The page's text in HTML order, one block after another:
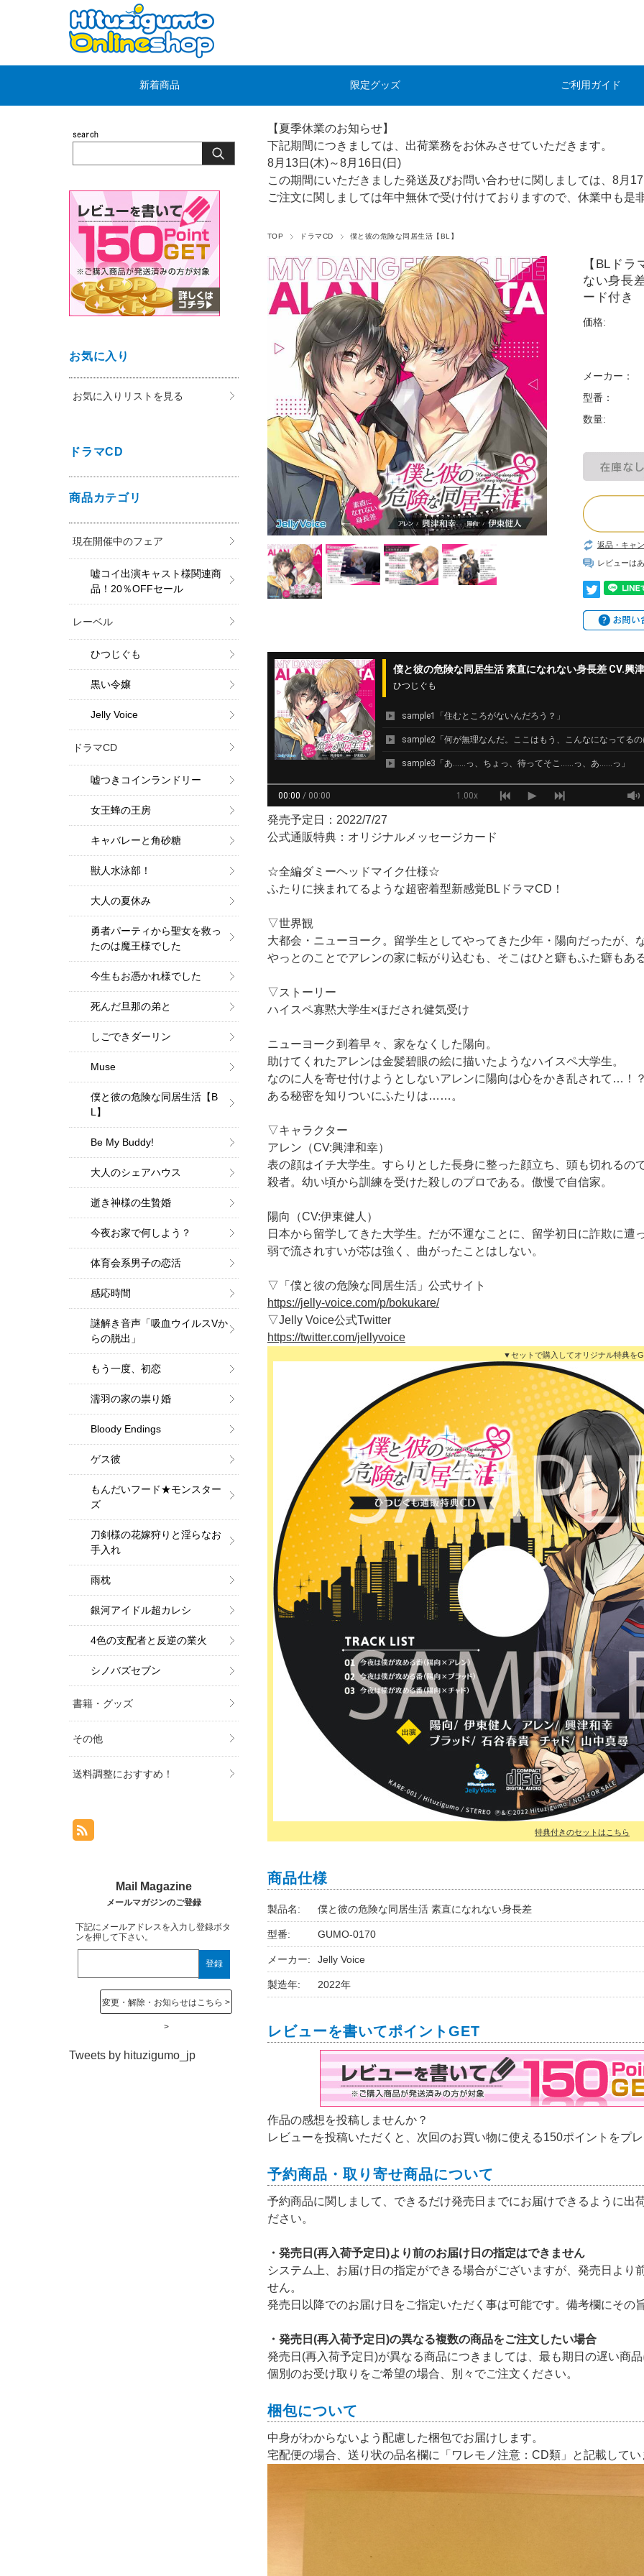
新着商品 限定グッズ ご利用ガイド
【夏季休業のお知らせ】
下記期間につきましては、出荷業務をお休みさせていただきます。
8月13日(木)～8月16日(日)
この期間にいただきました発送及びお問い合わせに関しましては、8月
ご注文に関しましては年中無休で受け付けておりますので、休業中も是
TOP ドラマCD 僕と彼の危険な同居生活【BL】
【BLド
ない身長
ード付き
価格:
メーカー：
型番：
数量:
返品・キャ
レビューは
発売予定日：2022/7/27
公式通販特典：オリジナルメッセージカード
☆全編ダミーヘッドマイク仕様☆
ふたりに挟まれてるような超密着型新感覚BLドラマCD！
▽世界観
大都会・ニューヨーク。留学生としてやってきた少年・陽向だったが
やっとのことでアレンの家に転がり込むも、そこはひと癖もふた癖もあ
▽ストーリー
ハイスペ寡黙大学生×ほだされ健気受け
ニューヨーク到着早々、家をなくした陽向。
助けてくれたアレンは金髪碧眼の絵に描いたようなハイスペ大学生。
なのに人を寄せ付けようとしないアレンに陽向は心をかき乱されて…！
ある秘密を知りついにふたりは……。
▽キャラクター
アレン（CV:興津和幸）
表の顔はイチ大学生。すらりとした長身に整った顔立ち、頭も切れるの
殺者。幼い頃から訓練を受けた殺しのプロである。傲慢で自信家。
陽向（CV:伊東健人）
日本から留学してきた大学生。だが不運なことに、留学初日に詐欺に
弱で流されすいが芯は強く、曲がったことはしない。
▽「僕と彼の危険な同居生活」公式サイト
https://jelly-voice.com/p/bokukare/
▽Jelly Voice公式Twitter
https://twitter.com/jellyvoice
▼セットで購入してオリジナル特典を
特典付きのセットはこちら
商品仕様
製品名: 僕と彼の危険な同居生活 素直になれない身長差
型番: GUMO-0170
メーカー: Jelly Voice
製造年: 2022年
レビューを書いてポイントGET
作品の感想を投稿しませんか？
レビューを投稿いただくと、次回のお買い物に使える150ポイントをプ
予約商品・取り寄せ商品について
予約商品に関しまして、できるだけ発売日までにお届けできるように出
ださい。
・発売日(再入荷予定日)より前のお届け日の指定はできません
システム上、お届け日の指定ができる場合がございますが、発売日より
せん。
発売日以降でのお届け日をご指定いただく事は可能です。備考欄にその
・発売日(再入荷予定日)の異なる複数の商品をご注文したい場合
発売日(再入荷予定日)が異なる商品につきましては、最も期日の遅い商
個別のお受け取りをご希望の場合、別々でご注文ください。
梱包について
中身がわからないよう配慮した梱包でお届けします。
宅配便の場合、送り状の品名欄に「ワレモノ注意：CD類」と記載してい
お気に入り
お気に入りリストを見る
ドラマCD
商品カテゴリ
現在開催中のフェア
嘘コイ出演キャスト様関連商
品！20％OFFセール
レーベル
ひつじぐも
黒い令嬢
Jelly Voice
ドラマCD
嘘つきコインランドリー
女王蜂の王房
キャバレーと角砂糖
獣人水泳部！
大人の夏休み
勇者パーティから聖女を救っ
たのは魔王様でした
今生もお憑かれ様でした
死んだ旦那の弟と
しごできダーリン
Muse
僕と彼の危険な同居生活【B
L】
Be My Buddy!
大人のシェアハウス
逝き神様の生贄婚
今夜お家で何しよう？
体育会系男子の恋活
感応時間
謎解き音声「吸血ウイルスVか
らの脱出」
もう一度、初恋
濡羽の家の祟り婚
Bloody Endings
ゲス彼
もんだいフード★モンスター
ズ
刀剣様の花嫁狩りと淫らなお
手入れ
雨枕
銀河アイドル超カレシ
4色の支配者と反逆の業火
シノバズセブン
書籍・グッズ
その他
送料調整におすすめ！
下記にメールアドレスを入力し登録ボタ
ンを押して下さい。
変更・解除・お知らせはこちら
Tweets by hituzigumo_jp